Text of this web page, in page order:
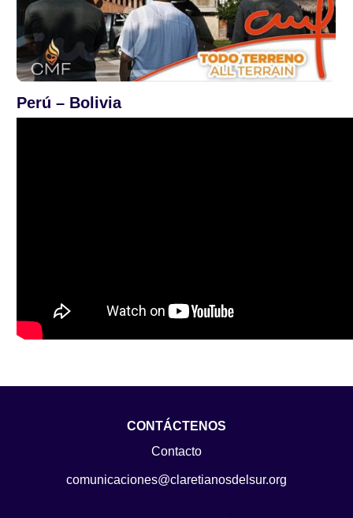
Perú – Bolivia
CONTÁCTENOS
Contacto
comunicaciones@claretianosdelsur.org